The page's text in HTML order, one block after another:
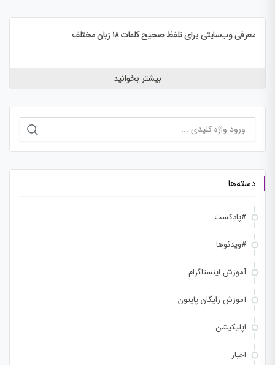
معرفی وب‌سایتی برای تلفظ صحیح کلمات ۱۸ زبان مختلف
بیشتر بخوانید
برای:
دسته‌ها
#پادکست
#ویدئوها
آموزش اینستاگرام
آموزش رایگان پایتون
اپلیکیشن
اخبار